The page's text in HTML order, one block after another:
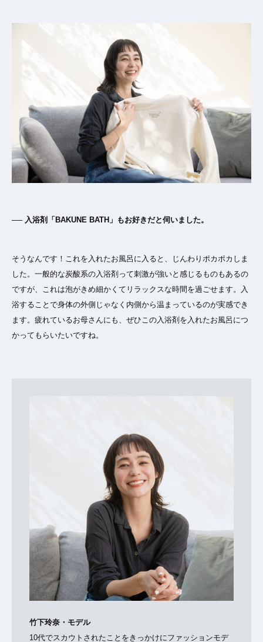
── 入浴剤「BAKUNE BATH」もお好きだと伺いました。
そうなんです！これを入れたお風呂に入ると、じんわりポカポカしま
した。一般的な炭酸系の入浴剤って刺激が強いと感じるものもあるの
ですが、これは泡がきめ細かくてリラックスな時間を過ごせます。入
浴することで身体の外側じゃなく内側から温まっているのが実感でき
ます。疲れているお母さんにも、ぜひこの入浴剤を入れたお風呂につ
かってもらいたいですね。
竹下玲奈・モデル
10代でスカウトされたことをきっかけにファッションモデ